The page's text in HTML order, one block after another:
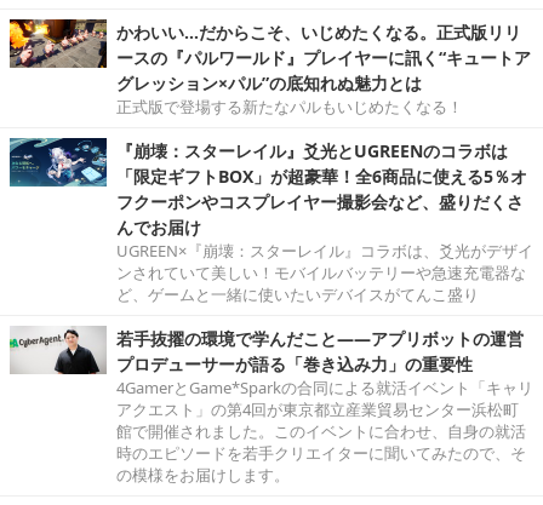
かわいい…だからこそ、いじめたくなる。正式版リリ
ースの『パルワールド』プレイヤーに訊く“キュートア
グレッション×パル”の底知れぬ魅力とは
正式版で登場する新たなパルもいじめたくなる！
『崩壊：スターレイル』爻光とUGREENのコラボは
「限定ギフトBOX」が超豪華！全6商品に使える5％オ
フクーポンやコスプレイヤー撮影会など、盛りだくさ
んでお届け
UGREEN×『崩壊：スターレイル』コラボは、爻光がデザイ
ンされていて美しい！モバイルバッテリーや急速充電器な
ど、ゲームと一緒に使いたいデバイスがてんこ盛り
若手抜擢の環境で学んだこと――アプリボットの運営
プロデューサーが語る「巻き込み力」の重要性
4GamerとGame*Sparkの合同による就活イベント「キャリ
アクエスト」の第4回が東京都立産業貿易センター浜松町
館で開催されました。このイベントに合わせ、自身の就活
時のエピソードを若手クリエイターに聞いてみたので、そ
の模様をお届けします。